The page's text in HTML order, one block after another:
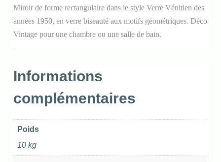
Miroir de forme rectangulaire dans le style Verre Vénitien des
années 1950, en verre biseauté aux motifs géométriques. Déco
Vintage pour une chambre ou une salle de bain.
Informations
complémentaires
Poids
10 kg